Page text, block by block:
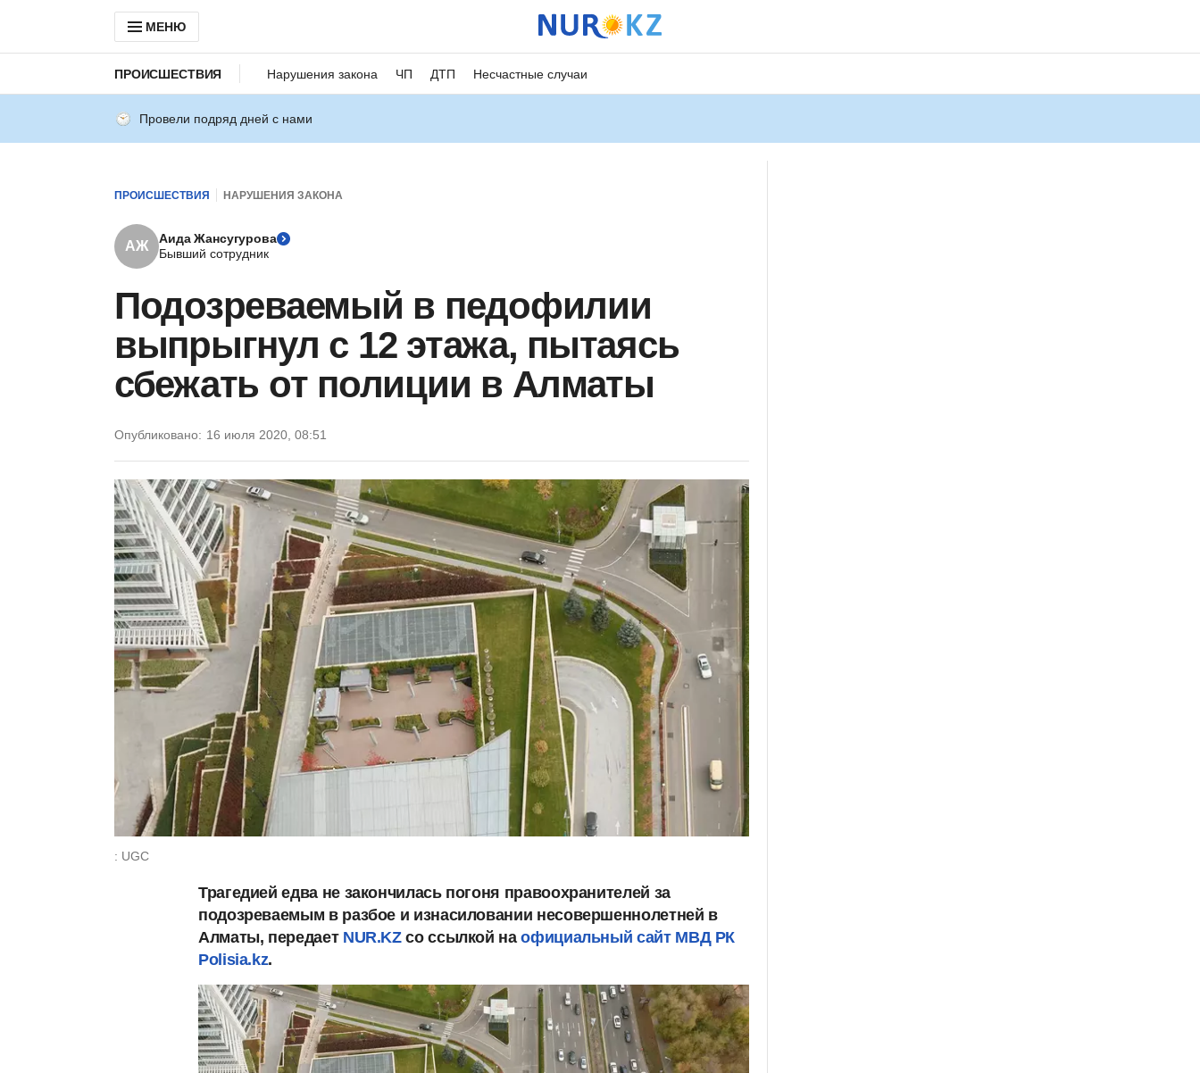
МЕНЮ
ПРОИСШЕСТВИЯ Нарушения закона ЧП ДТП Несчастные случаи
Провели подряд дней с нами
ПРОИСШЕСТВИЯ НАРУШЕНИЯ ЗАКОНА
АЖ
Аида Жансугурова
Бывший сотрудник
Подозреваемый в педофилии
выпрыгнул с 12 этажа, пытаясь
сбежать от полиции в Алматы
Опубликовано: 16 июля 2020, 08:51
: UGC
Трагедией едва не закончилась погоня правоохранителей за
подозреваемым в разбое и изнасиловании несовершеннолетней в
Алматы, передает NUR.KZсо ссылкой наофициальный сайт МВД РК
Polisia.kz.